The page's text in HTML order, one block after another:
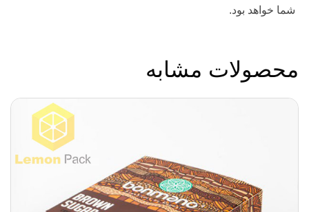
شما خواهد بود.
محصولات مشابه